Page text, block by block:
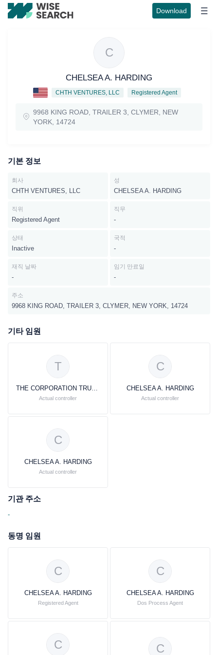
Download
C
CHELSEA A. HARDING
CHTH VENTURES, LLC Registered Agent
9968 KING ROAD, TRAILER 3, CLYMER, NEW
YORK, 14724
기본 정보
회사
CHTH VENTURES, LLC
성
CHELSEA A. HARDING
직위
Registered Agent
직무
-
상태
Inactive
국적
-
재직 날짜
-
임기 만료일
-
주소
9968 KING ROAD, TRAILER 3, CLYMER, NEW YORK, 14724
기타 임원
T
THE CORPORATION TRUST COMPANY
Actual controller
C
CHELSEA A. HARDING
Actual controller
C
CHELSEA A. HARDING
Actual controller
기관 주소
-
동명 임원
C
CHELSEA A. HARDING
Registered Agent
C
CHELSEA A. HARDING
Dos Process Agent
C C